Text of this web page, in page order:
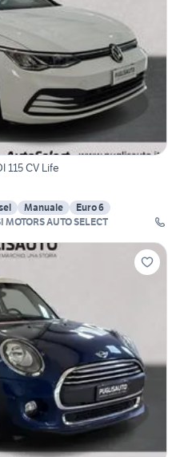
115 CV Life
Manuale
Euro 6
PUGLISAUTO - PUGLISI MOTORS AUTO SELECT